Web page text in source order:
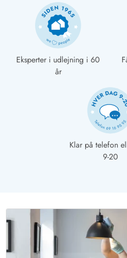
Eksperter i udlejning i 60
år
Klar på telefon
9-20